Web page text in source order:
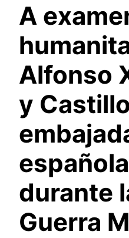
A
Alfonso
y
durante
Guerra